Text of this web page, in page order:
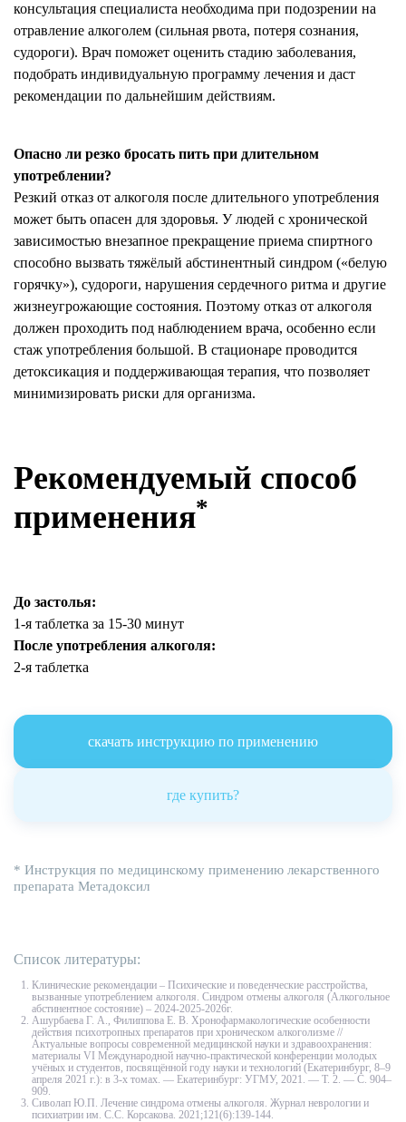
консультация специалиста необходима при подозрении на
отравление алкоголем (сильная рвота, потеря сознания,
судороги). Врач поможет оценить стадию заболевания,
подобрать индивидуальную программу лечения и даст
рекомендации по дальнейшим действиям.
Опасно ли резко бросать пить при длительном
употреблении?
Резкий отказ от алкоголя после длительного употребления
может быть опасен для здоровья. У людей с хронической
зависимостью внезапное прекращение приема спиртного
способно вызвать тяжёлый абстинентный синдром («белую
горячку»), судороги, нарушения сердечного ритма и другие
жизнеугрожающие состояния. Поэтому отказ от алкоголя
должен проходить под наблюдением врача, особенно если
стаж употребления большой. В стационаре проводится
детоксикация и поддерживающая терапия, что позволяет
минимизировать риски для организма.
Рекомендуемый способ
применения*
До застолья:
1-я таблетка за 15-30 минут
После употребления алкоголя:
2-я таблетка
скачать инструкцию по применению
где купить?
* Инструкция по медицинскому применению лекарственного
препарата Метадоксил
Список литературы:
Клинические рекомендации – Психические и поведенческие расстройства,
вызванные употреблением алкоголя. Синдром отмены алкоголя (Алкогольное
абстинентное состояние) – 2024-2025-2026г.
Ашурбаева Г. А., Филиппова Е. В. Хронофармакологические особенности
действия психотропных препаратов при хроническом алкоголизме //
Актуальные вопросы современной медицинской науки и здравоохранения:
материалы VI Международной научно-практической конференции молодых
учёных и студентов, посвящённой году науки и технологий (Екатеринбург, 8–9
апреля 2021 г.): в 3-х томах. — Екатеринбург: УГМУ, 2021. — Т. 2. — С. 904–
909.
Сиволап Ю.П. Лечение синдрома отмены алкоголя. Журнал неврологии и
психиатрии им. С.С. Корсакова. 2021;121(6):139‑144.